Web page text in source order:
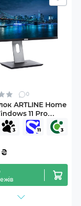
0
ARTLINE Home
11 Pro
₴